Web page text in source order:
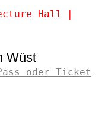
Hall
Wüst
oder Ticket